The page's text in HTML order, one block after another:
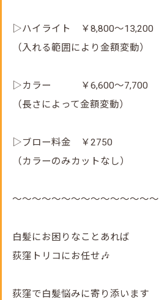
▷ハイライト ￥8,800～13,200
（入れる範囲により金額変動）
▷カラー ￥6,600～7,700
（長さによって金額変動）
▷ブロー料金 ￥2750
（カラーのみカットなし）
～～～～～～～～～～～～～～～
白髪にお困りなことあれば
荻窪トリコにお任せ🎶
荻窪で白髪悩みに寄り添います